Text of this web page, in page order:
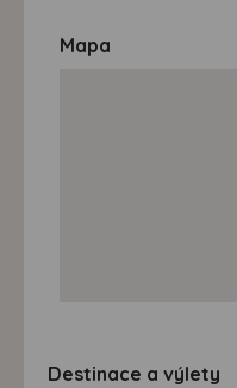
Mapa
Destinace a výlety